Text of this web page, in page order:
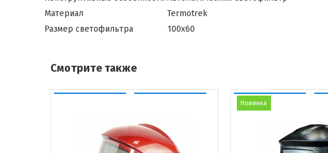
Материал
Termotrek
Размер светофильтра
100х60
Смотрите также
Новинка